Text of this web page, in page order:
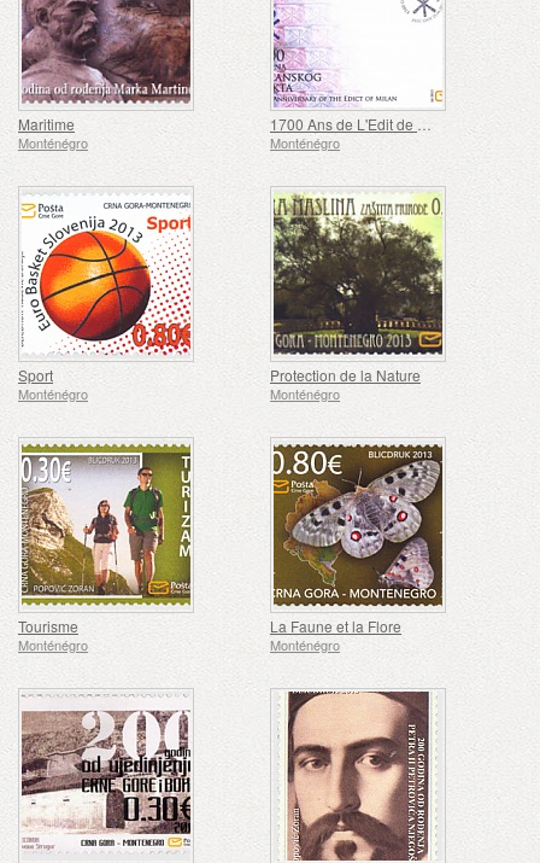
Maritime
Monténégro
1700 Ans de L'Edit de Milan
Monténégro
Sport
Monténégro
Protection de la Nature
Monténégro
Tourisme
Monténégro
La Faune et la Flore
Monténégro